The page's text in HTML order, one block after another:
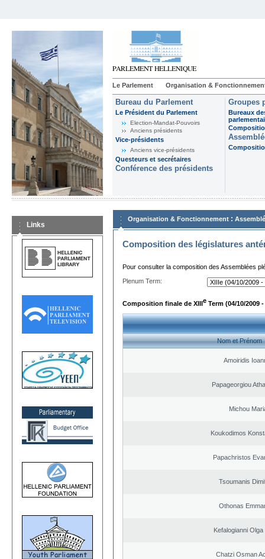
Le Parlement Organisation &
Bureau du Parlement
Le Président du Parlement
Election-Mandat-Pouvoirs
Anciens présidents
Vice-présidents
Anciens vice-présidents
Questeurs et secrétaires
Conférence des présidents
Groupes
Bureaux
Links
Organisation & Fonctionnement :
Composition des législatures
Pour consulter la composition des Assemblées
Plenum Term:
Composition finale de XIIIe Term (04/10/2009 -
Nom et Prénom
Amoiridis
Papageorgiou
Michou
Koukodimos
Papachristos
Tsoumanis
Othonas
Kefalogianni Olga
Chatzi Osman